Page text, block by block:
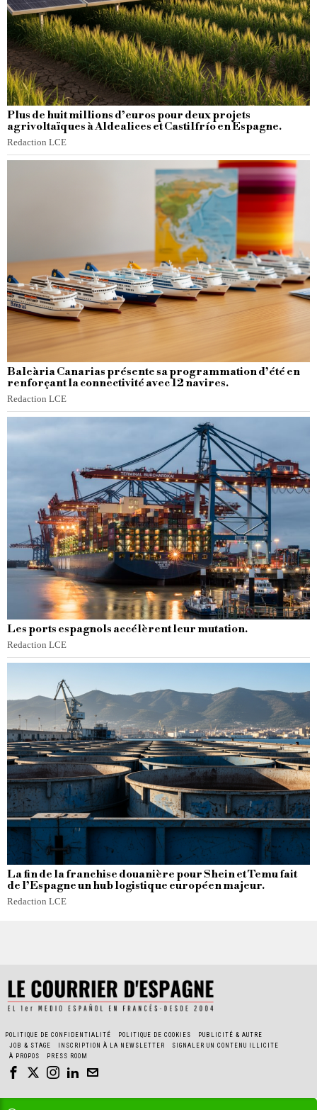
Plus de huit millions d’euros pour deux projets
agrivoltaïques à Aldealices et Castilfrío en Espagne.
Redaction LCE
Baleària Canarias présente sa programmation d’été en
renforçant la connectivité avec 12 navires.
Redaction LCE
Les ports espagnols accélèrent leur mutation.
Redaction LCE
La fin de la franchise douanière pour Shein et Temu fait
de l’Espagne un hub logistique européen majeur.
Redaction LCE
POLITIQUE DE CONFIDENTIALITÉ POLITIQUE DE COOKIES
PUBLICITÉ & AUTRE
JOB & STAGE
INSCRIPTION À LA NEWSLETTER
SIGNALER UN CONTENU ILLICITE
À PROPOS
PRESS ROOM